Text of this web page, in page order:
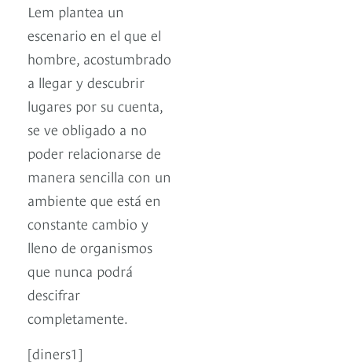
Lem plantea un
escenario en el que el
hombre, acostumbrado
a llegar y descubrir
lugares por su cuenta,
se ve obligado a no
poder relacionarse de
manera sencilla con un
ambiente que está en
constante cambio y
lleno de organismos
que nunca podrá
descifrar
completamente.
[diners1]